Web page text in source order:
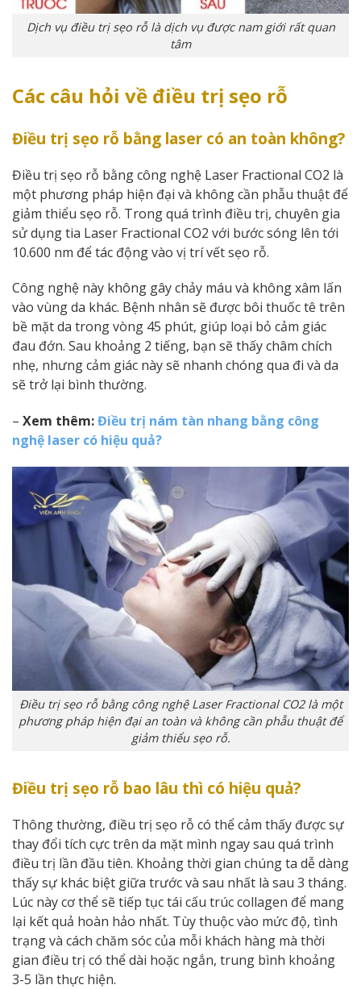
Dịch vụ điều trị sẹo rỗ là dịch vụ được nam giới rất quan
tâm
Các câu hỏi về điều trị sẹo rỗ
Điều trị sẹo rỗ bằng laser có an toàn không?
Điều trị sẹo rỗ bằng công nghệ Laser Fractional CO2 là
một phương pháp hiện đại và không cần phẫu thuật để
giảm thiểu sẹo rỗ. Trong quá trình điều trị, chuyên gia
sử dụng tia Laser Fractional CO2 với bước sóng lên tới
10.600 nm để tác động vào vị trí vết sẹo rỗ.
Công nghệ này không gây chảy máu và không xâm lấn
vào vùng da khác. Bệnh nhân sẽ được bôi thuốc tê trên
bề mặt da trong vòng 45 phút, giúp loại bỏ cảm giác
đau đớn. Sau khoảng 2 tiếng, bạn sẽ thấy châm chích
nhẹ, nhưng cảm giác này sẽ nhanh chóng qua đi và da
sẽ trở lại bình thường.
– Xem thêm:Điều trị nám tàn nhang bằng công
nghệ laser có hiệu quả?
Điều trị sẹo rỗ bằng công nghệ Laser Fractional CO2 là một
phương pháp hiện đại an toàn và không cần phẫu thuật để
giảm thiểu sẹo rỗ.
Điều trị sẹo rỗ bao lâu thì có hiệu quả?
Thông thường, điều trị sẹo rỗ có thể cảm thấy được sự
thay đổi tích cực trên da mặt mình ngay sau quá trình
điều trị lần đầu tiên. Khoảng thời gian chúng ta dễ dàng
thấy sự khác biệt giữa trước và sau nhất là sau 3 tháng.
Lúc này cơ thể sẽ tiếp tục tái cấu trúc collagen để mang
lại kết quả hoàn hảo nhất. Tùy thuộc vào mức độ, tình
trạng và cách chăm sóc của mỗi khách hàng mà thời
gian điều trị có thể dài hoặc ngắn, trung bình khoảng
3-5 lần thực hiện.